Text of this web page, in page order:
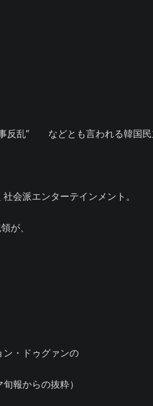
反乱” などとも言われる韓国民
会派エンターテインメント。
が、
ン・ドゥグァンの
報からの抜粋）